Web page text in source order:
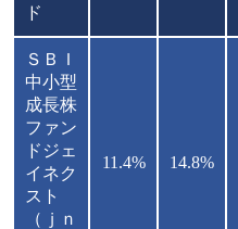
ド
ＳＢＩ
中小型
成長株
ファン
ドジェ
イネク
スト
（ｊｎ
11.4% 14.8%